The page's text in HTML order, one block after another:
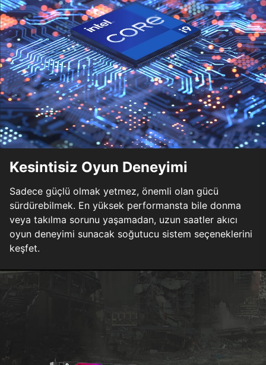
Kesintisiz Oyun Deneyimi
Sadece güçlü olmak yetmez, önemli olan gücü
sürdürebilmek. En yüksek performansta bile donma
veya takılma sorunu yaşamadan, uzun saatler akıcı
oyun deneyimi sunacak soğutucu sistem seçeneklerini
keşfet.